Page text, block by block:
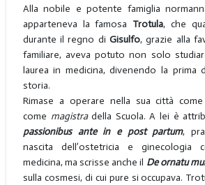
Alla nobile e potente famiglia
apparteneva la famosa Trotula, che
durante il regno di Gisulfo, grazie alla
familiare, aveva potuto non solo
laurea in medicina, divenendo la prima
storia.
Rimase a operare nella sua città
come magistradella Scuola. A lei è
passionibus ante in e post partum,
nascita dell’ostetricia e ginecologia
medicina, ma scrisse anche il De ornatu
sulla cosmesi, di cui pure si occupava.